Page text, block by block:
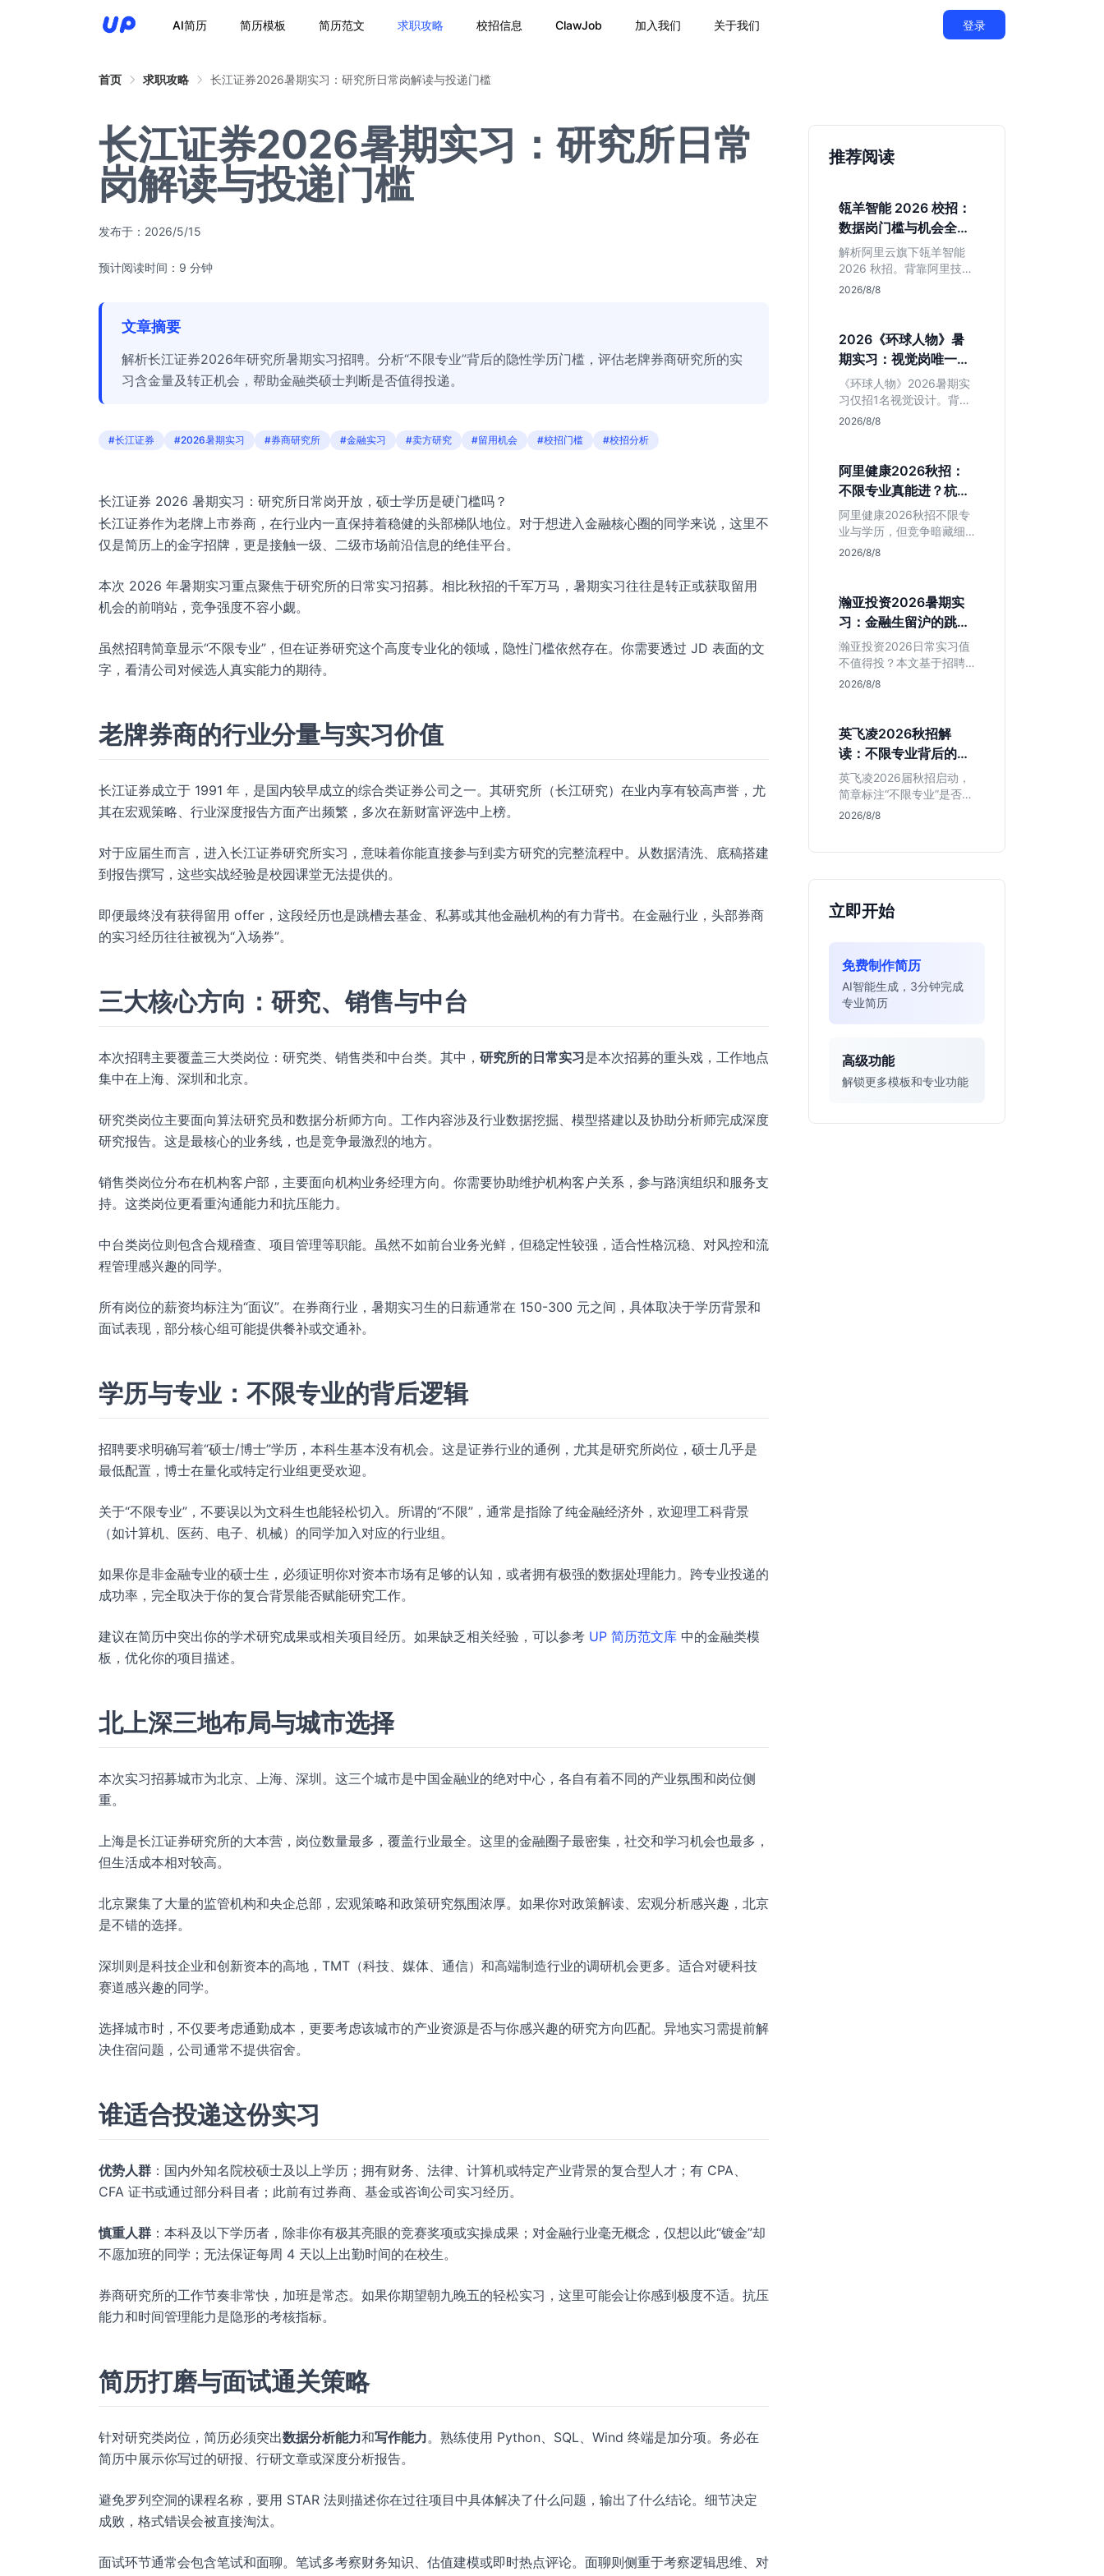
AI简历 简历模板 简历范文 求职攻略 校招信息 ClawJob 加入我们 关于我们 登录
首页 求职攻略 长江证券2026暑期实习：研究所日常岗解读与投递门槛
长江证券2026暑期实习：研究所日常
岗解读与投递门槛
发布于： 2026/5/15
预计阅读时间：9 分钟
文章摘要
解析长江证券2026年研究所暑期实习招聘。分析“不限专业”背后的隐性学历门槛，评估老牌券商研究所的实
习含金量及转正机会，帮助金融类硕士判断是否值得投递。
#长江证券 #2026暑期实习 #券商研究所 #金融实习 #卖方研究 #留用机会 #校招门槛 #校招分析
长江证券 2026 暑期实习：研究所日常岗开放，硕士学历是硬门槛吗？
长江证券作为老牌上市券商，在行业内一直保持着稳健的头部梯队地位。对于想进入金融核心圈的同学来说，这里不
仅是简历上的金字招牌，更是接触一级、二级市场前沿信息的绝佳平台。
本次 2026 年暑期实习重点聚焦于研究所的日常实习招募。相比秋招的千军万马，暑期实习往往是转正或获取留用
机会的前哨站，竞争强度不容小觑。
虽然招聘简章显示“不限专业”，但在证券研究这个高度专业化的领域，隐性门槛依然存在。你需要透过 JD 表面的文
字，看清公司对候选人真实能力的期待。
老牌券商的行业分量与实习价值
长江证券成立于 1991 年，是国内较早成立的综合类证券公司之一。其研究所（长江研究）在业内享有较高声誉，尤
其在宏观策略、行业深度报告方面产出频繁，多次在新财富评选中上榜。
对于应届生而言，进入长江证券研究所实习，意味着你能直接参与到卖方研究的完整流程中。从数据清洗、底稿搭建
到报告撰写，这些实战经验是校园课堂无法提供的。
即便最终没有获得留用 offer，这段经历也是跳槽去基金、私募或其他金融机构的有力背书。在金融行业，头部券商
的实习经历往往被视为“入场券”。
三大核心方向：研究、销售与中台
本次招聘主要覆盖三大类岗位：研究类、销售类和中台类。其中， 研究所的日常实习是本次招募的重头戏，工作地点
集中在上海、深圳和北京。
研究类岗位主要面向算法研究员和数据分析师方向。工作内容涉及行业数据挖掘、模型搭建以及协助分析师完成深度
研究报告。这是最核心的业务线，也是竞争最激烈的地方。
销售类岗位分布在机构客户部，主要面向机构业务经理方向。你需要协助维护机构客户关系，参与路演组织和服务支
持。这类岗位更看重沟通能力和抗压能力。
中台类岗位则包含合规稽查、项目管理等职能。虽然不如前台业务光鲜，但稳定性较强，适合性格沉稳、对风控和流
程管理感兴趣的同学。
所有岗位的薪资均标注为“面议”。在券商行业，暑期实习生的日薪通常在 150-300 元之间，具体取决于学历背景和
面试表现，部分核心组可能提供餐补或交通补。
学历与专业：不限专业的背后逻辑
招聘要求明确写着“硕士/博士”学历，本科生基本没有机会。这是证券行业的通例，尤其是研究所岗位，硕士几乎是
最低配置，博士在量化或特定行业组更受欢迎。
关于“不限专业”，不要误以为文科生也能轻松切入。所谓的“不限”，通常是指除了纯金融经济外，欢迎理工科背景
（如计算机、医药、电子、机械）的同学加入对应的行业组。
如果你是非金融专业的硕士生，必须证明你对资本市场有足够的认知，或者拥有极强的数据处理能力。跨专业投递的
成功率，完全取决于你的复合背景能否赋能研究工作。
建议在简历中突出你的学术研究成果或相关项目经历。如果缺乏相关经验，可以参考 UP 简历范文库 中的金融类模
板，优化你的项目描述。
北上深三地布局与城市选择
本次实习招募城市为北京、上海、深圳。这三个城市是中国金融业的绝对中心，各自有着不同的产业氛围和岗位侧
重。
上海是长江证券研究所的大本营，岗位数量最多，覆盖行业最全。这里的金融圈子最密集，社交和学习机会也最多，
但生活成本相对较高。
北京聚集了大量的监管机构和央企总部，宏观策略和政策研究氛围浓厚。如果你对政策解读、宏观分析感兴趣，北京
是不错的选择。
深圳则是科技企业和创新资本的高地，TMT（科技、媒体、通信）和高端制造行业的调研机会更多。适合对硬科技
赛道感兴趣的同学。
选择城市时，不仅要考虑通勤成本，更要考虑该城市的产业资源是否与你感兴趣的研究方向匹配。异地实习需提前解
决住宿问题，公司通常不提供宿舍。
谁适合投递这份实习
优势人群 ：国内外知名院校硕士及以上学历；拥有财务、法律、计算机或特定产业背景的复合型人才；有 CPA、
CFA 证书或通过部分科目者；此前有过券商、基金或咨询公司实习经历。
慎重人群 ：本科及以下学历者，除非你有极其亮眼的竞赛奖项或实操成果；对金融行业毫无概念，仅想以此“镀金”却
不愿加班的同学；无法保证每周 4 天以上出勤时间的在校生。
券商研究所的工作节奏非常快，加班是常态。如果你期望朝九晚五的轻松实习，这里可能会让你感到极度不适。抗压
能力和时间管理能力是隐形的考核指标。
简历打磨与面试通关策略
针对研究类岗位，简历必须突出数据分析能力和写作能力。熟练使用 Python、SQL、Wind 终端是加分项。务必在
简历中展示你写过的研报、行研文章或深度分析报告。
避免罗列空洞的课程名称，要用 STAR 法则描述你在过往项目中具体解决了什么问题，输出了什么结论。细节决定
成败，格式错误会被直接淘汰。
面试环节通常会包含笔试和面聊。笔试多考察财务知识、估值建模或即时热点评论。面聊则侧重于考察逻辑思维、对
推荐阅读
瓴羊智能 2026 校招：
数据岗门槛与机会全拆
解
解析阿里云旗下瓴羊智能
2026 秋招。背靠阿里技术
底座，主打 DaaS 业务。
估 B 端数据路线的成长曲
线与抗压挑战，助你判断
是否值得投递。
2026/8/8
2026《环球人物》暑
期实习：视觉岗唯一名
额值不值得冲？
《环球人物》2026暑期实
习仅招1名视觉设计。背靠
人民日报社，央媒背书极
简历、能接受严谨流程的
设计生，想进大厂快节奏
者慎投。
2026/8/8
阿里健康2026秋招：
不限专业真能进？杭州
大厂最后的捡漏机会
阿里健康2026秋招不限专
业与学历，但竞争暗藏细
节。本文解读其医疗赛道
帮应届生判断是否值得投
入。
2026/8/8
瀚亚投资2026暑期实
习：金融生留沪的跳板
还是坑？
瀚亚投资2026日常实习值
不值得投？本文基于招聘
简章分析：业务聚焦金融
需上海高含金量实习证
明、想接触真实资金流向
的金融生，不适合追求稳
定留用的同学。
2026/8/8
英飞凌2026秋招解
读：不限专业背后的门
槛与机会
英飞凌2026届秋招启动，
简章标注“不限专业”是否可
信？本文基于招聘简章，
断是否值得投入。
2026/8/8
立即开始
免费制作简历
AI智能生成，3分钟完成
专业简历
高级功能
解锁更多模板和专业功能